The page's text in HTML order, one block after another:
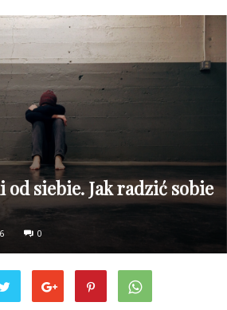
od siebie. Jak radzić sobie
0